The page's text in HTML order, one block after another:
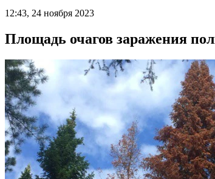
12:43, 24 ноября 2023
Площадь очагов заражения